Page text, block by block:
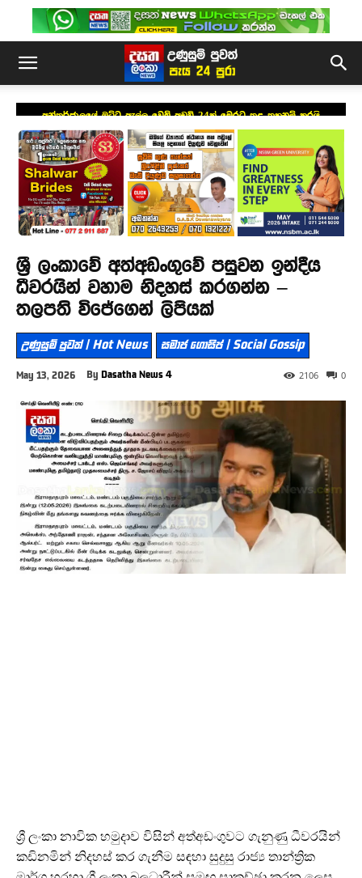
අන්තර්ජාලයේ ඔට්ටු ඇල්ලූ වෙබ් අඩවි 24ක් මෙරට තුළ තහනම් කරයි
ශ්‍රී ලංකාවේ අත්අඩංගුවේ පසුවන ඉන්දීය
ධීවරයින් වහාම නිදහස් කරගන්න –
තලපති විජේගෙන් ලිපියක්
උණුසුම් පුවත් | Hot News සමාජ ගොසිප් | Social Gossip
May 13, 2026 By Dasatha News 4 0
2106
ශ්‍රී ලංකා නාවික හමුදාව විසින් අත්අඩංගුවට ගැනුණු ධීවරයින්
කඩිනමින් නිදහස් කර ගැනීම සඳහා සුදුසු රාජ්‍ය තාන්ත්‍රික